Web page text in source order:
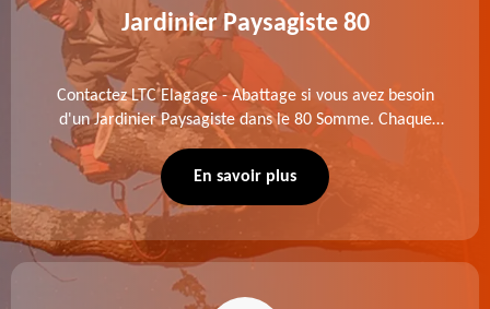
Jardinier Paysagiste 80
Contactez LTC Elagage - Abattage si vous avez besoin
d'un Jardinier Paysagiste dans le 80 Somme. Chaque
intervention est exécutée selon les normes en vigueur.
Découvrez un extérieur exceptionnel grâce à notre
En savoir plus